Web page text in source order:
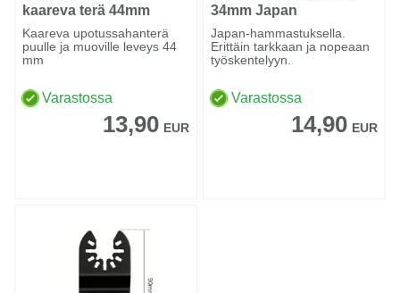
kaareva terä 44mm
puulle ja muoville
Kaareva upotussahanterä
puulle ja muoville leveys 44
mm
Varastossa
13,90 EUR
34mm Japan
hammastus puulle
Japan-hammastuksella.
Erittäin tarkkaan ja nopeaan
työskentelyyn.
Varastossa
14,90 EUR